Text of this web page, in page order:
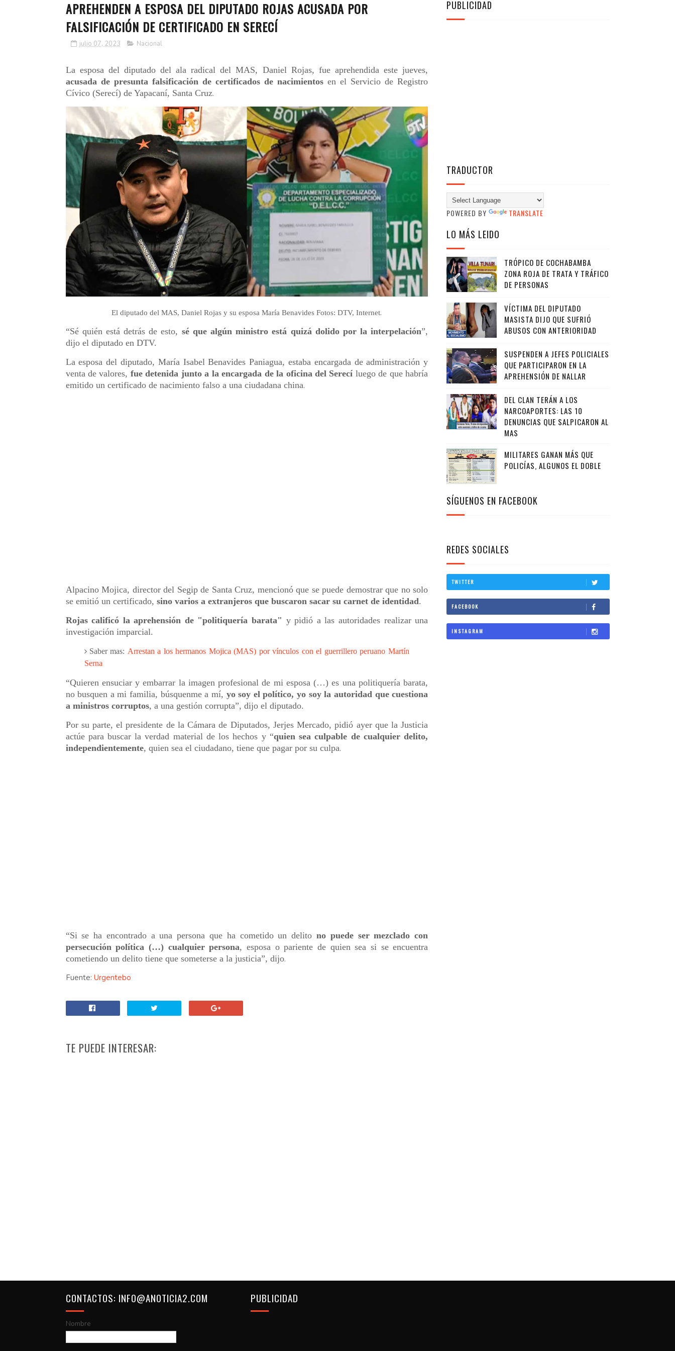
APREHENDEN A ESPOSA DEL DIPUTADO ROJAS ACUSADA POR
FALSIFICACIÓN DE CERTIFICADO EN SERECÍ
julio 07, 2023 Nacional
La esposa del diputado del ala radical del MAS, Daniel Rojas, fue aprehendida este jueves,
acusada de presunta falsificación de certificados de nacimientosen el Servicio de Registro
Cívico (Serecí) de Yapacaní, Santa Cruz.
El diputado del MAS, Daniel Rojas y suesposa María BenavidesFotos: DTV, Internet.
“Sé quién está detrás de esto, sé que algún ministro está quizá dolido por la interpelación”,
dijo el diputado en DTV.
La esposa del diputado, María Isabel Benavides Paniagua, estaba encargada de administración y
venta de valores, fue detenida junto a la encargada de la oficina del Serecí luego de que habría
emitido un certificado de nacimiento falso a una ciudadana china.
Alpacino Mojica, director del Segip de Santa Cruz, mencionó que se puede demostrar que no solo
se emitió un certificado, sino varios a extranjeros que buscaron sacar su carnet de identidad.
Rojas calificó la aprehensión de "politiquería barata" y pidió a las autoridades realizar una
investigación imparcial.
Saber mas: Arrestan a los hermanos Mojica (MAS) por vínculos con el guerrillero peruano Martín
Serna
“Quieren ensuciar y embarrar la imagen profesional de mi esposa (…) es una politiquería barata,
no busquen a mi familia, búsquenme a mí, yo soy el político, yo soy la autoridad que cuestiona
a ministros corruptos, a una gestión corrupta”, dijo el diputado.
Por su parte, el presidente de la Cámara de Diputados, Jerjes Mercado, pidió ayer que la Justicia
actúe para buscar la verdad material de los hechos y “quien sea culpable de cualquier delito,
independientemente, quien sea el ciudadano, tiene que pagar por su culpa.
“Si se ha encontrado a una persona que ha cometido un delitono puede ser mezclado con
persecución política (…) cualquier persona, esposa o pariente de quien sea si se encuentra
cometiendo un delito tiene que someterse a la justicia”, dijo.
Fuente: Urgentebo
TE PUEDE INTERESAR:
PUBLICIDAD
TRADUCTOR
POWERED BY TRANSLATE
LO MÁS LEIDO
TRÓPICO DE COCHABAMBA
ZONA ROJA DE TRATA Y TRÁFICO
DE PERSONAS
VÍCTIMA DEL DIPUTADO
MASISTA DIJO QUE SUFRIÓ
ABUSOS CON ANTERIORIDAD
SUSPENDEN A JEFES POLICIALES
QUE PARTICIPARON EN LA
APREHENSIÓN DE NALLAR
DEL CLAN TERÁN A LOS
NARCOAPORTES: LAS 10
DENUNCIAS QUE SALPICARON AL
MAS
MILITARES GANAN MÁS QUE
POLICÍAS, ALGUNOS EL DOBLE
SÍGUENOS EN FACEBOOK
REDES SOCIALES
TWITTER
FACEBOOK
INSTAGRAM
CONTACTOS: INFO@ANOTICIA2.COM
Nombre
PUBLICIDAD